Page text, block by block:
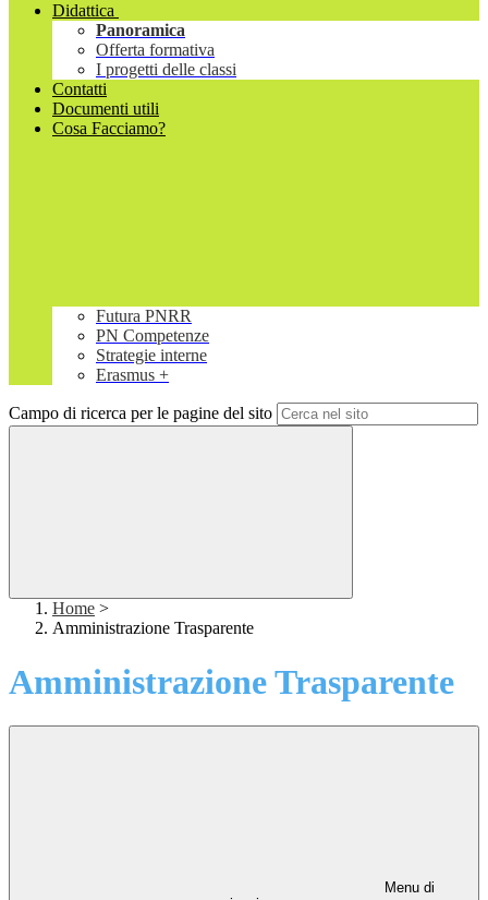
Didattica
Panoramica
Offerta formativa
I progetti delle classi
Contatti
Documenti utili
Cosa Facciamo?
Futura PNRR
PN Competenze
Strategie interne
Erasmus +
Campo di ricerca per le pagine del sito
Home >
Amministrazione Trasparente
Amministrazione Trasparente
Menu di